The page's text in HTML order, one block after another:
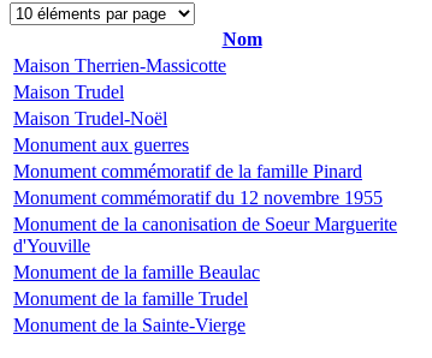
Nom
Maison Therrien-Massicotte
Maison Trudel
Maison Trudel-Noël
Monument aux guerres
Monument commémoratif de la famille Pinard
Monument commémoratif du 12 novembre 1955
Monument de la canonisation de Soeur Marguerite
d'Youville
Monument de la famille Beaulac
Monument de la famille Trudel
Monument de la Sainte-Vierge